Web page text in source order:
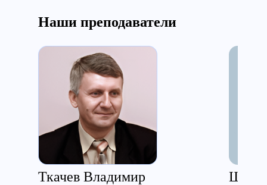
Наши преподаватели
Ткачев Владимир